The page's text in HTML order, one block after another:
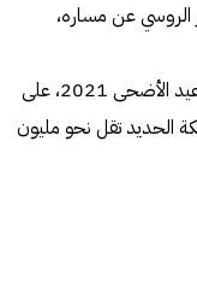
الروسي عن مساره،
وأوضح أن الهيئة تواصل تسيير رحلات قطارات عيد الأضحى 2021، على
الحديد تقل نحو مليون